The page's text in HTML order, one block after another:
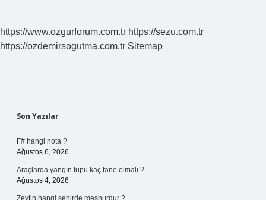
https://www.ozgurforum.com.tr https://sezu.com.tr
https://ozdemirsogutma.com.tr Sitemap
Sidebar
Son Yazılar
F# hangi nota ?
Ağustos 6, 2026
Araçlarda yangın tüpü kaç tane olmalı ?
Ağustos 4, 2026
Zeytin hangi şehirde meşhurdur ?